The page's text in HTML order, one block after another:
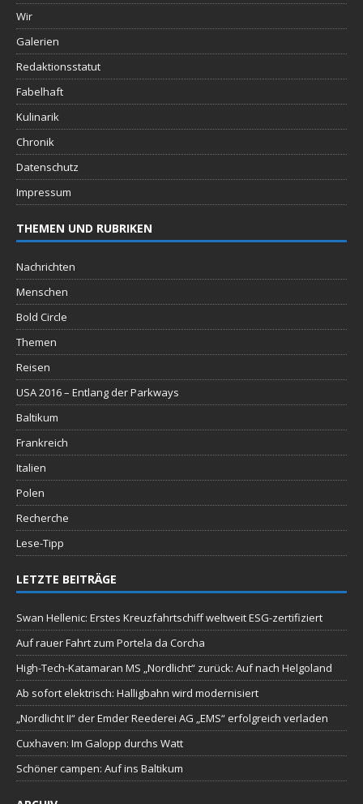
Wir
Galerien
Redaktionsstatut
Fabelhaft
Kulinarik
Chronik
Datenschutz
Impressum
THEMEN UND RUBRIKEN
Nachrichten
Menschen
Bold Circle
Themen
Reisen
USA 2016 – Entlang der Parkways
Baltikum
Frankreich
Italien
Polen
Recherche
Lese-Tipp
LETZTE BEITRÄGE
Swan Hellenic: Erstes Kreuzfahrtschiff weltweit ESG-zertifiziert
Auf rauer Fahrt zum Portela da Corcha
High-Tech-Katamaran MS „Nordlicht“ zurück: Auf nach Helgoland
Ab sofort elektrisch: Halligbahn wird modernisiert
„Nordlicht II“ der Emder Reederei AG „EMS“ erfolgreich verladen
Cuxhaven: Im Galopp durchs Watt
Schöner campen: Auf ins Baltikum